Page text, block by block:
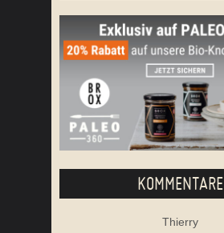
KOMMENTARE
Thierry